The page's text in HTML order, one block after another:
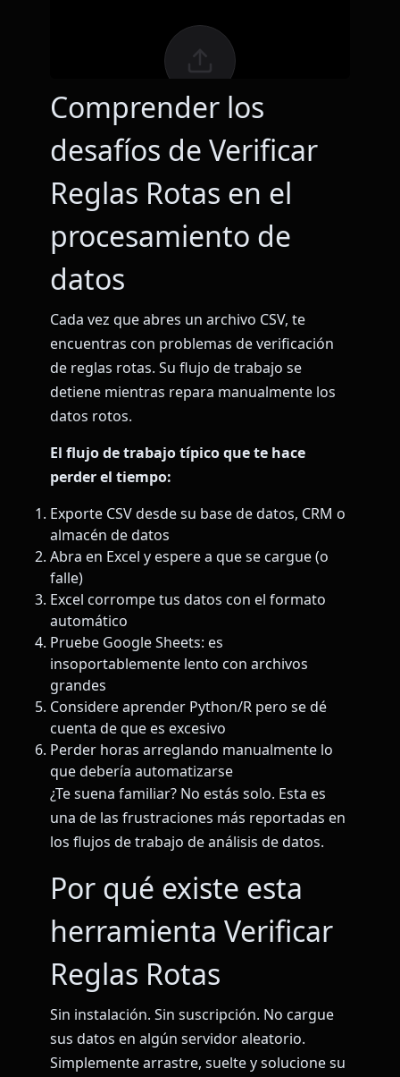
Comprender los
desafíos de Verificar
Reglas Rotas en el
procesamiento de
datos
Cada vez que abres un archivo CSV, te
encuentras con problemas de verificación
de reglas rotas. Su flujo de trabajo se
detiene mientras repara manualmente los
datos rotos.
El flujo de trabajo típico que te hace
perder el tiempo:
Exporte CSV desde su base de datos, CRM o
almacén de datos
Abra en Excel y espere a que se cargue (o
falle)
Excel corrompe tus datos con el formato
automático
Pruebe Google Sheets: es
insoportablemente lento con archivos
grandes
Considere aprender Python/R pero se dé
cuenta de que es excesivo
Perder horas arreglando manualmente lo
que debería automatizarse
¿Te suena familiar? No estás solo. Esta es
una de las frustraciones más reportadas en
los flujos de trabajo de análisis de datos.
Por qué existe esta
herramienta Verificar
Reglas Rotas
Sin instalación. Sin suscripción. No cargue
sus datos en algún servidor aleatorio.
Simplemente arrastre, suelte y solucione su